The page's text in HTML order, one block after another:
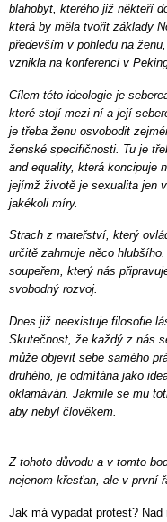
blahobyt, kterého již někteří
která by měla tvořit základy
především v pohledu na
vznikla na konferenci v
Cílem této ideologie je
které stojí mezi ní a její
je třeba ženu osvobodit
ženské specifičnosti. Tu je
and equality, která koncipuje
jejímž životě je sexualita jen
jakékoli míry.
Strach z mateřství, který
určitě zahrnuje něco
soupeřem, který nás
svobodný rozvoj.
Dnes již neexistuje filosofie
Skutečnost, že každý z nás
může objevit sebe samého
druhého, je odmítána jako
oklamáván. Jakmile se mu
aby nebyl člověkem.
Z tohoto důvodu a v tomto
nejenom křesťan, ale v první
Jak má vypadat protest?